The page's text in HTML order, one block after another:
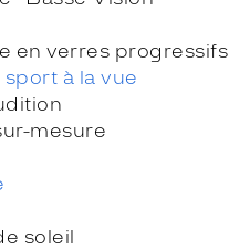
en verres progressifs
à la vue
mesure
soleil